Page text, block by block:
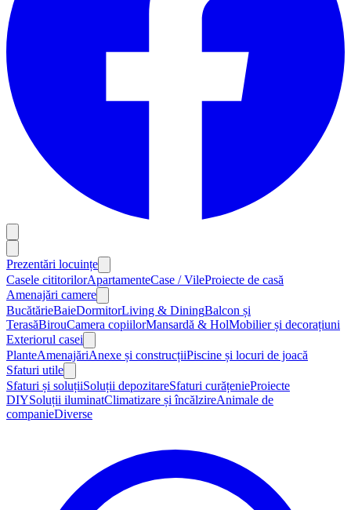
Prezentări locuințe
Casele cititorilorApartamenteCase / VileProiecte de casă
Amenajări camere
BucătărieBaieDormitorLiving & DiningBalcon și
TerasăBirouCamera copiilorMansardă & HolMobilier și decorațiuni
Exteriorul casei
PlanteAmenajăriAnexe și construcțiiPiscine și locuri de joacă
Sfaturi utile
Sfaturi și soluțiiSoluții depozitareSfaturi curățenieProiecte
DIYSoluții iluminatClimatizare și încălzireAnimale de
companieDiverse